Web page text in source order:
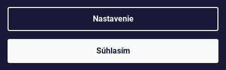
Nastavenie
Súhlasím
Domácí kávovary
vyhradené.